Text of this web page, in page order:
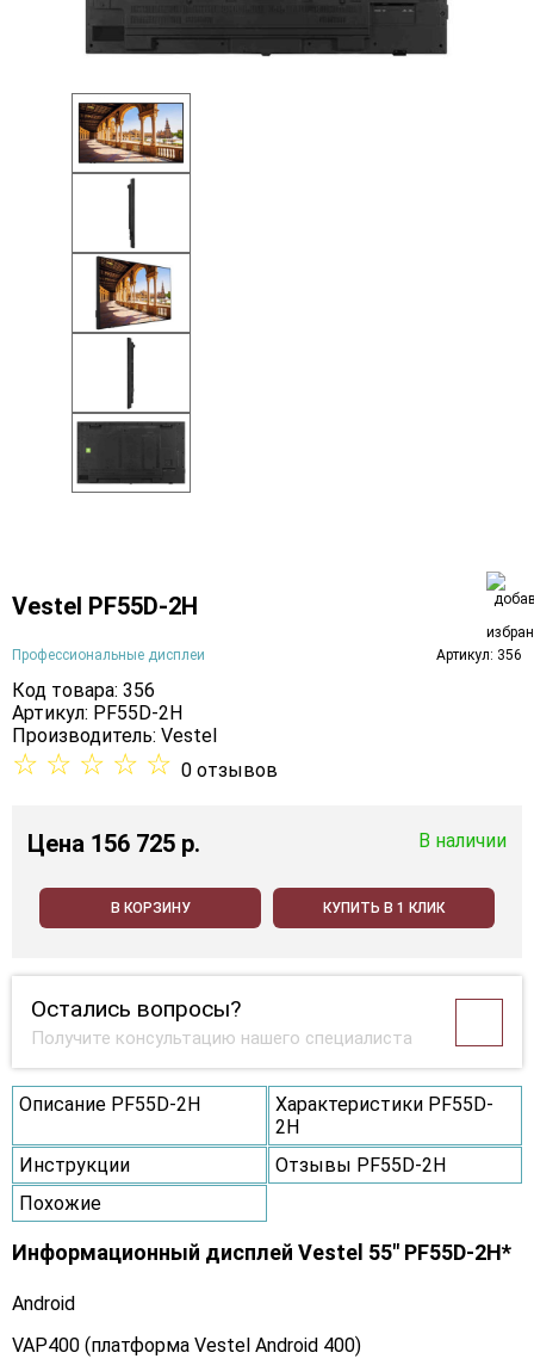
Vestel PF55D-2H
Профессиональные дисплеи Артикул: 356
Код товара: 356
Артикул: PF55D-2H
Производитель: Vestel
☆ ☆ ☆ ☆ ☆ 0 отзывов
Цена 156 725 p. В наличии
В КОРЗИНУ КУПИТЬ В 1 КЛИК
Остались вопросы?
Получите консультацию нашего специалиста
Описание PF55D-2H
Характеристики PF55D-
2H
Инструкции
Отзывы PF55D-2H
Похожие
Информационный дисплей Vestel 55" PF55D-2H*
Android
VAP400 (платформа Vestel Android 400)